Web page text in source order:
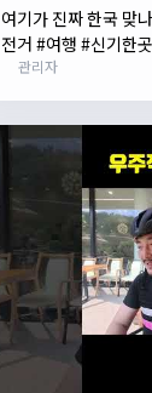
여기가 진짜 한국 맞
전거 #여행 #신기한곳
관리자